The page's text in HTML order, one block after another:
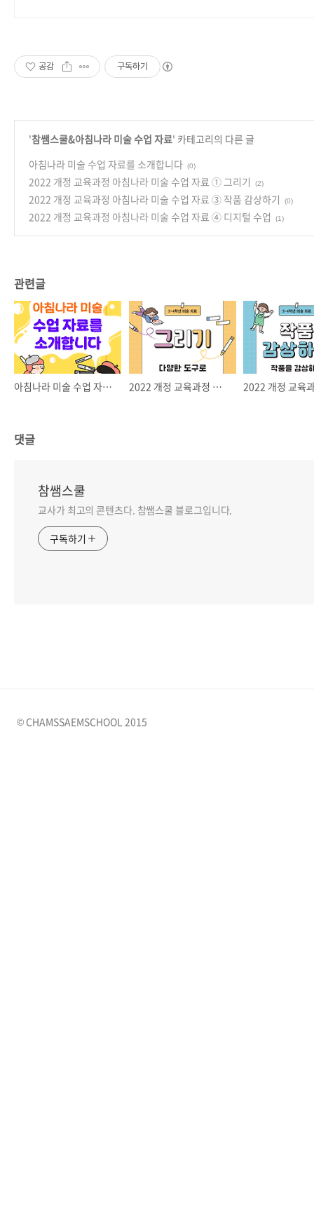
공감 구독하기
'참쌤스쿨&아침나라 미술 수업 자료' 카테고리의 다른 글
아침나라 미술 수업 자료를 소개합니다 (0)
2022 개정 교육과정 아침나라 미술 수업 자료 ① 그리기 (2)
2022 개정 교육과정 아침나라 미술 수업 자료 ③ 작품 감상하기 (0)
2022 개정 교육과정 아침나라 미술 수업 자료 ④ 디지털 수업 (1)
관련글
아침나라 미술 수업 자료를 소개합니다 2022 개정 교육과정 아침나라 미술 수업 자료 ① 그리기
댓글
참쌤스쿨
교사가 최고의 콘텐츠다. 참쌤스쿨 블로그입니다.
구독하기
© CHAMSSAEMSCHOOL 2015